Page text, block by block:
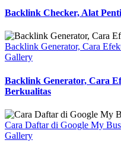
Backlink Checker, Alat
Backlink Generator, Cara
Gallery
Backlink Generator, Cara
Berkualitas
Cara Daftar di Google My
Gallery